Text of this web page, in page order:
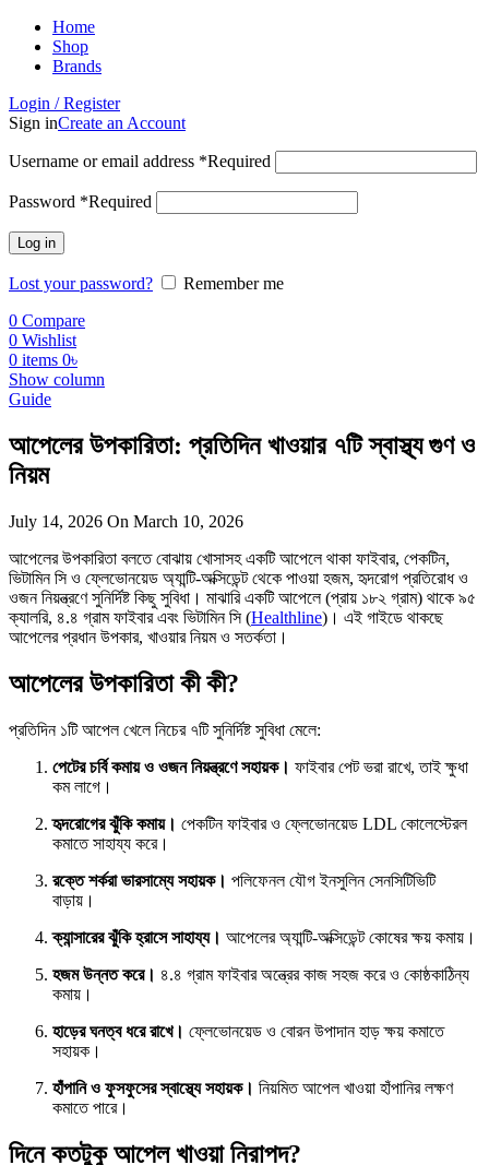
Home
Shop
Brands
Login / Register
Sign inCreate an Account
Username or email address *Required
Password *Required
Log in
Lost your password?
Remember me
0 Compare
0 Wishlist
0 items 0৳
Show column
Guide
আপেলের উপকারিতা: প্রতিদিন খাওয়ার ৭টি স্বাস্থ্য গুণ ও
নিয়ম
July 14, 2026 On March 10, 2026
আপেলের উপকারিতা বলতে বোঝায় খোসাসহ একটি আপেলে থাকা ফাইবার, পেকটিন,
ভিটামিন সি ও ফ্লেভোনয়েড অ্যান্টি-অক্সিডেন্ট থেকে পাওয়া হজম, হৃদরোগ প্রতিরোধ ও
ওজন নিয়ন্ত্রণে সুনির্দিষ্ট কিছু সুবিধা। মাঝারি একটি আপেলে (প্রায় ১৮২ গ্রাম) থাকে ৯৫
ক্যালরি, ৪.৪ গ্রাম ফাইবার এবং ভিটামিন সি (Healthline)। এই গাইডে থাকছে
আপেলের প্রধান উপকার, খাওয়ার নিয়ম ও সতর্কতা।
আপেলের উপকারিতা কী কী?
প্রতিদিন ১টি আপেল খেলে নিচের ৭টি সুনির্দিষ্ট সুবিধা মেলে:
পেটের চর্বি কমায় ও ওজন নিয়ন্ত্রণে সহায়ক। ফাইবার পেট ভরা রাখে, তাই ক্ষুধা
কম লাগে।
হৃদরোগের ঝুঁকি কমায়। পেকটিন ফাইবার ও ফ্লেভোনয়েড LDL কোলেস্টেরল
কমাতে সাহায্য করে।
রক্তে শর্করা ভারসাম্যে সহায়ক। পলিফেনল যৌগ ইনসুলিন সেনসিটিভিটি
বাড়ায়।
ক্যান্সারের ঝুঁকি হ্রাসে সাহায্য। আপেলের অ্যান্টি-অক্সিডেন্ট কোষের ক্ষয় কমায়।
হজম উন্নত করে। ৪.৪ গ্রাম ফাইবার অন্ত্রের কাজ সহজ করে ও কোষ্ঠকাঠিন্য
কমায়।
হাড়ের ঘনত্ব ধরে রাখে। ফ্লেভোনয়েড ও বোরন উপাদান হাড় ক্ষয় কমাতে
সহায়ক।
হাঁপানি ও ফুসফুসের স্বাস্থ্যে সহায়ক। নিয়মিত আপেল খাওয়া হাঁপানির লক্ষণ
কমাতে পারে।
দিনে কতটুকু আপেল খাওয়া নিরাপদ?